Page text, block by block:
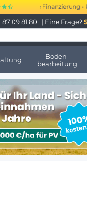
Finanzierung •
09 81 80 | Eine Frage?
Boden-
bearbeitung